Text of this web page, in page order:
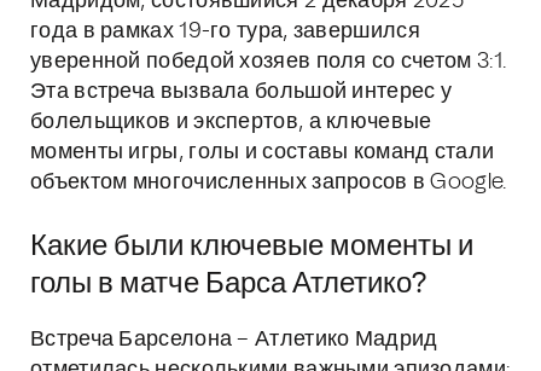
года в рамках 19-го тура, завершился
уверенной победой хозяев поля со счетом 3:1.
Эта встреча вызвала большой интерес у
болельщиков и экспертов, а ключевые
моменты игры, голы и составы команд стали
объектом многочисленных запросов в Google.
Какие были ключевые моменты и
голы в матче Барса Атлетико?
Встреча Барселона – Атлетико Мадрид